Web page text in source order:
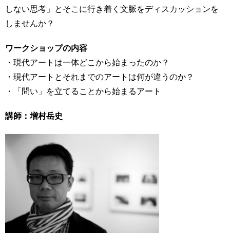
しない思考」とそこに行き着く文脈をディスカッションを
しませんか？
ワークショップの内容
・現代アートは一体どこから始まったのか？
・現代アートとそれまでのアートは何が違うのか？
・「問い」を立てることから始まるアート
講師：増村岳史